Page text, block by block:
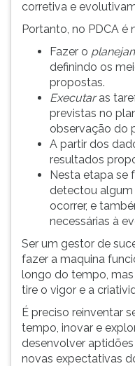
corretiva e
Portanto, no PDCA é
Fazer o
definindo os
propostas.
Executaras
previstas no
observação do
A partir dos
resultados
Nesta etapa se
detectou algum
ocorrer, e
necessárias à
Ser um gestor de
fazer a maquina
longo do tempo,
tire o vigor e a
É preciso reinventar
tempo, inovar e
desenvolver
novas expectativas